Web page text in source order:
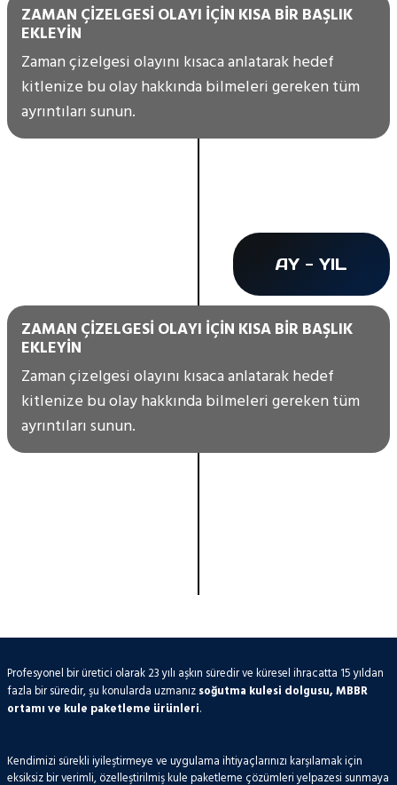
ZAMAN ÇIZELGESI OLAYI IÇIN KISA BIR BAŞLIK
EKLEYIN
Zaman çizelgesi olayını kısaca anlatarak hedef
kitlenize bu olay hakkında bilmeleri gereken tüm
ayrıntıları sunun.
AY - YIL
ZAMAN ÇIZELGESI OLAYI IÇIN KISA BIR BAŞLIK
EKLEYIN
Zaman çizelgesi olayını kısaca anlatarak hedef
kitlenize bu olay hakkında bilmeleri gereken tüm
ayrıntıları sunun.
Profesyonel bir üretici olarak 23 yılı aşkın süredir ve küresel ihracatta 15 yıldan
fazla bir süredir, şu konularda uzmanız soğutma kulesi dolgusu, MBBR
ortamı ve kule paketleme ürünleri.
Kendimizi sürekli iyileştirmeye ve uygulama ihtiyaçlarınızı karşılamak için
eksiksiz bir verimli, özelleştirilmiş kule paketleme çözümleri yelpazesi sunmaya